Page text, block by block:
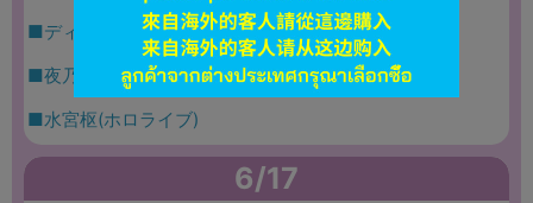
■ディーノ・クラシコ(デリコズ・ナーサリー)
■夜乃くろむ(ぶいすぽっ!)
■水宮枢(ホロライブ)
6/17